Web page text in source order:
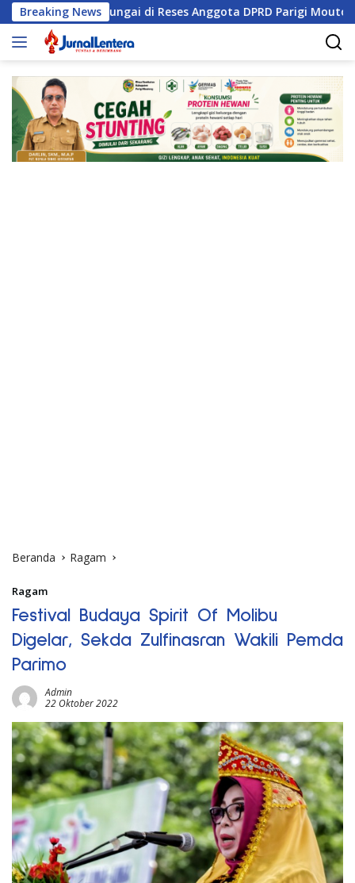
Langsung
ke
konten
Breaking News
Sungai di Reses Anggota DPRD Parigi Moutong
Beranda Ragam
Ragam
Festival Budaya Spirit Of Molibu
Digelar, Sekda Zulfinasran Wakili Pemda
Parimo
Admin
22 Oktober 2022